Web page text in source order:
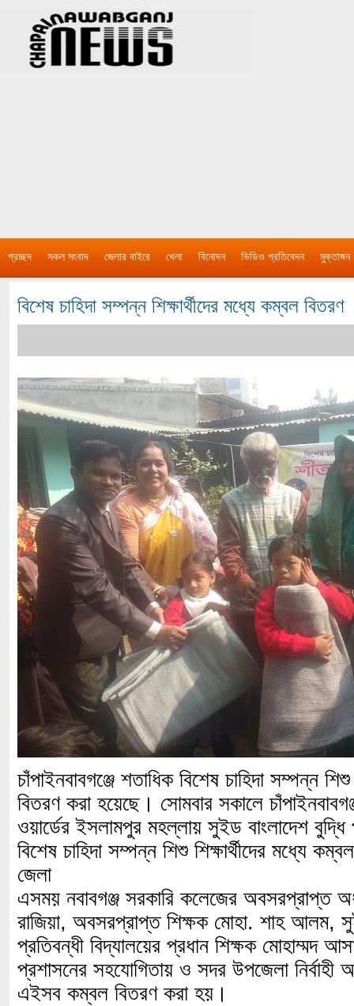
প্রচ্ছদ সকল সংবাদ জেলার বাইরে খেলা বিনোদন ভিডিও প্রতিবেদন মুক্তাঙ্গন
বিশেষ চাহিদা সম্পন্ন শিক্ষার্থীদের মধ্যে কম্বল বিতরণ
চাঁপাইনবাবগঞ্জে শতাধিক বিশেষ চাহিদা সম্পন্ন
বিতরণ করা হয়েছে। সোমবার সকালে
ওয়ার্ডের ইসলামপুর মহল্লায় সুইড বাংলাদেশ বুদ্ধি
বিশেষ চাহিদা সম্পন্ন শিশু শিক্ষার্থীদের মধ্যে
জেলা
এসময় নবাবগঞ্জ সরকারি কলেজের অবসরপ্রাপ্ত
রাজিয়া, অবসরপ্রাপ্ত শিক্ষক মোহা. শাহ আলম,
প্রতিবন্ধী বিদ্যালয়ের প্রধান শিক্ষক মোহাম্মদ
প্রশাসনের সহযোগিতায় ও সদর উপজেলা নির্বাহী
এইসব কম্বল বিতরণ করা হয়।